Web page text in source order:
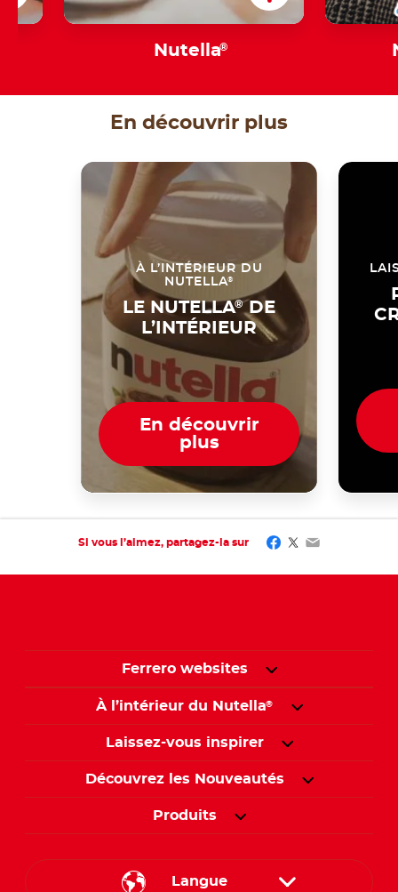
Nutella®
En découvrir plus
À L’INTÉRIEUR DU
NUTELLA®
LE NUTELLA®DE
L’INTÉRIEUR
En découvrir
plus
Si vous l’aimez, partagez-la sur Facebook
Twitter
Email
Ferrero websites
À l’intérieur du Nutella®
Laissez-vous inspirer
Découvrez les Nouveautés
Produits
Langue